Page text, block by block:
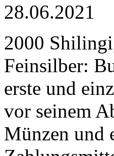
28.06.2021
2000
Feinsilber:
erste und
vor seinem
Münzen und